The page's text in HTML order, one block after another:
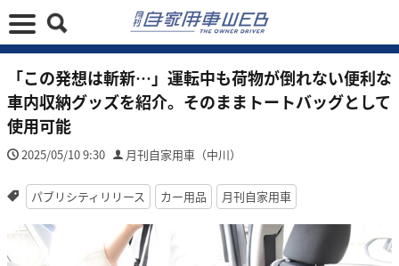
「この発想は斬新…」運転中も荷物が倒れない便利な
車内収納グッズを紹介。そのままトートバッグとして
使用可能
2025/05/10 9:30 月刊自家用車（中川）
パブリシティリリース カー用品 月刊自家用車